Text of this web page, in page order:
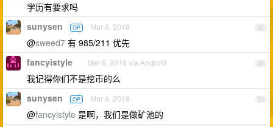
学历有要求吗
31
sunysen OP Mar 6, 2018
@sweed7 有 985/211 优先
32
fancyistyle Mar 6, 2018 via Android
我记得你们不是挖币的么
33
sunysen OP Mar 6, 2018
@fancyistyle 是啊，我们是做矿池的